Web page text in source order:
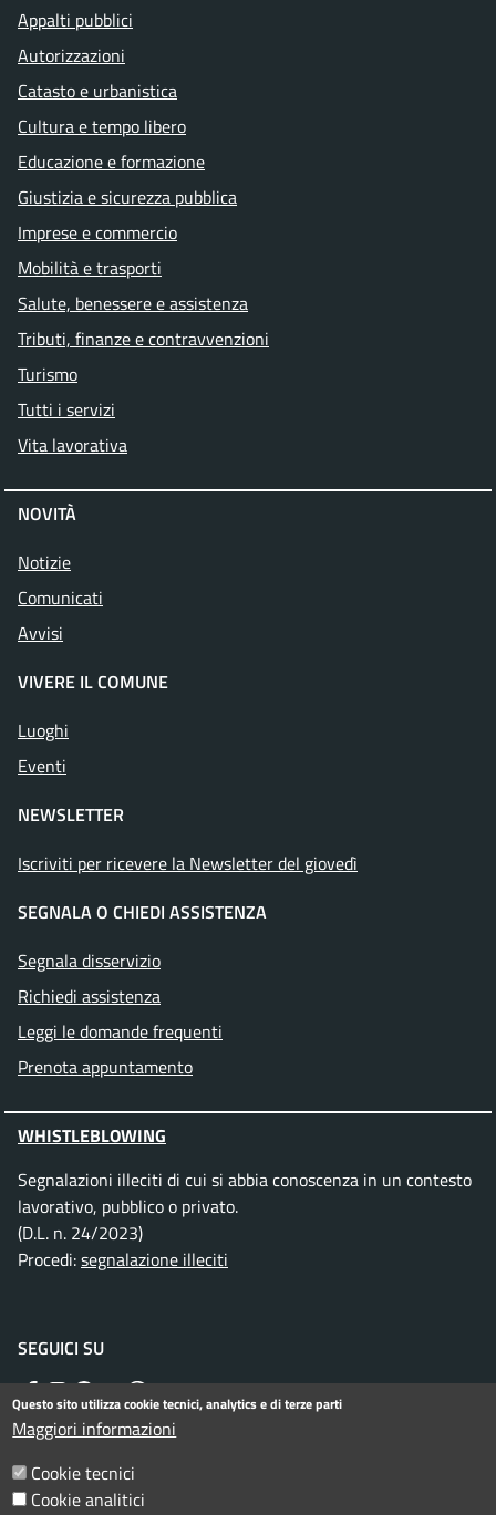
Appalti pubblici
Autorizzazioni
Catasto e urbanistica
Cultura e tempo libero
Educazione e formazione
Giustizia e sicurezza pubblica
Imprese e commercio
Mobilità e trasporti
Salute, benessere e assistenza
Tributi, finanze e contravvenzioni
Turismo
Tutti i servizi
Vita lavorativa
NOVITÀ
Notizie
Comunicati
Avvisi
VIVERE IL COMUNE
Luoghi
Eventi
NEWSLETTER
Iscriviti per ricevere la Newsletter del giovedì
SEGNALA O CHIEDI ASSISTENZA
Segnala disservizio
Richiedi assistenza
Leggi le domande frequenti
Prenota appuntamento
WHISTLEBLOWING
Segnalazioni illeciti di cui si abbia conoscenza in un contesto
lavorativo, pubblico o privato.
(D.L. n. 24/2023)
Procedi:segnalazione illeciti
SEGUICI SU
Facebook
Instagram
Telegram
TwitterWhatsApp
YouTube
Menu piè di pagina
Informativa privacy
Questo sito utilizza cookie tecnici, analytics e di terze parti
Maggiori informazioni
Cookie tecnici
Cookie analitici